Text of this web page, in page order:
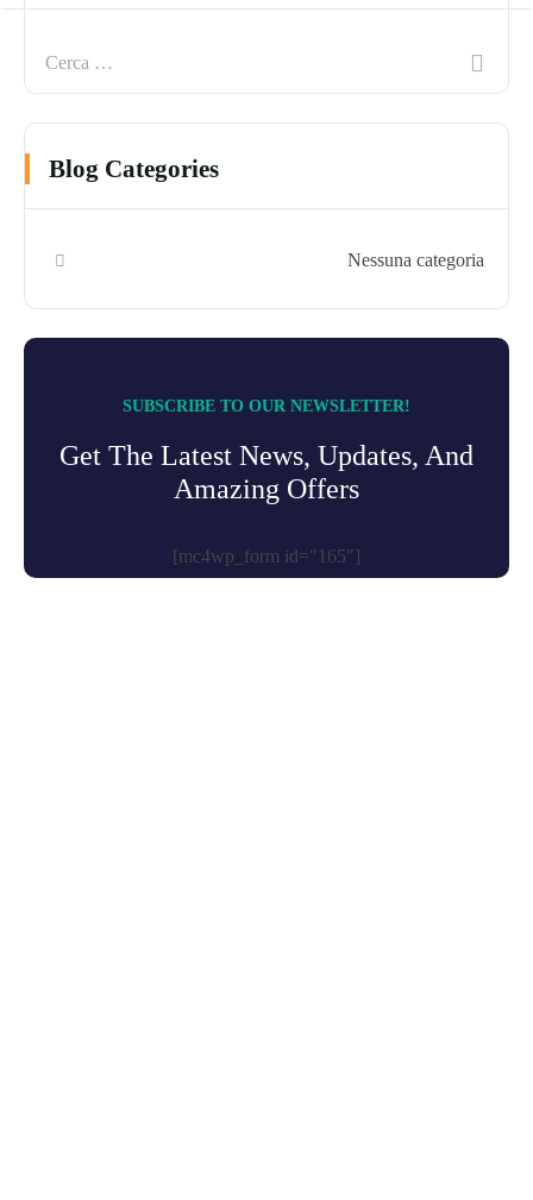
Blog Categories
Nessuna categoria
SUBSCRIBE TO OUR NEWSLETTER!
Get The Latest News, Updates, And
Amazing Offers
[mc4wp_form id="165"]